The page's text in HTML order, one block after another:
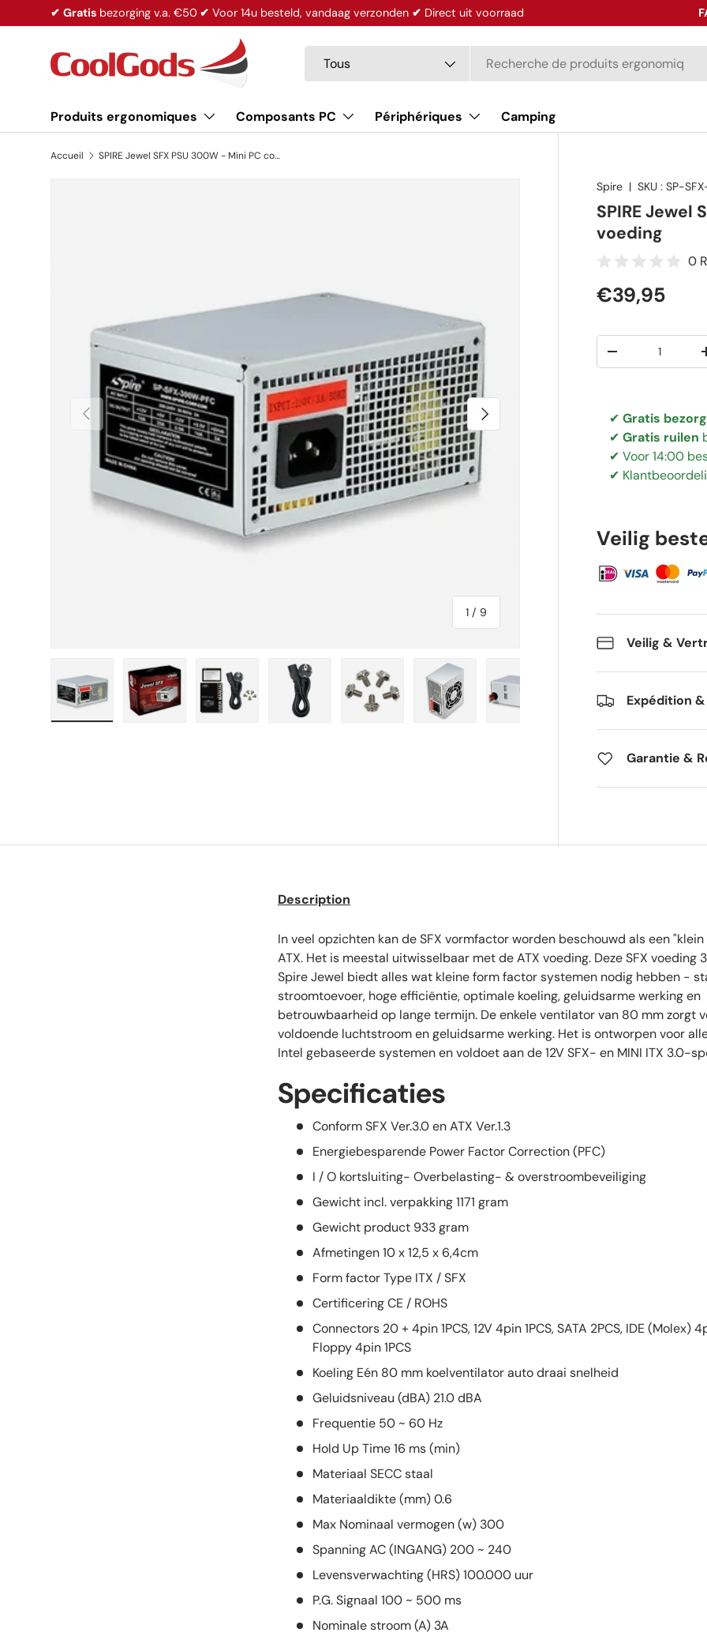
Aller au contenu
✔ Gratis bezorging v.a. €50 ✔ Voor 14u besteld, vandaag verzonden ✔ Direct uit voorraad
Tous
Produits ergonomiques Composants PC Périphériques Camping
Accueil SPIRE Jewel SFX PSU 300W - Mini PC computer voeding
Précédent
1 / de
9
Suivant
Charger l’image 5 dans la vue de galerie
Charger l’image 6 dans la vue de galerie
Charger l’image 7 dans la vue
Charger l’image 8
Spire |SKU : SP-
SPIRE Jewel
voeding
0
€39,95
-
✔Gratis
✔Gratis ruilen
✔ Voor 14:00
✔
Veilig
Veilig &
Expédition
Garantie &
Description
In veel opzichten kan de SFX vormfactor worden beschouwd als een
ATX. Het is meestal uitwisselbaar met de ATX voeding. Deze SFX voeding
Spire Jewel biedt alles wat kleine form factor systemen nodig hebben -
stroomtoevoer, hoge efficiëntie, optimale koeling, geluidsarme werking en
betrouwbaarheid op lange termijn. De enkele ventilator van 80 mm zorgt
voldoende luchtstroom en geluidsarme werking. Het is ontworpen voor
Intel gebaseerde systemen en voldoet aan de 12V SFX- en MINI ITX 3.0-
Specificaties
Conform SFX Ver.3.0 en ATX Ver.1.3
Energiebesparende Power Factor Correction (PFC)
I / O kortsluiting- Overbelasting- & overstroombeveiliging
Gewicht incl. verpakking 1171 gram
Gewicht product 933 gram
Afmetingen 10 x 12,5 x 6,4cm
Form factor Type ITX / SFX
Certificering CE / ROHS
Connectors 20 + 4pin 1PCS, 12V 4pin 1PCS, SATA 2PCS, IDE (Molex)
Floppy 4pin 1PCS
Koeling Eén 80 mm koelventilator auto draai snelheid
Geluidsniveau (dBA) 21.0 dBA
Frequentie 50 ~ 60 Hz
Hold Up Time 16 ms (min)
Materiaal SECC staal
Materiaaldikte (mm) 0.6
Max Nominaal vermogen (w) 300
Spanning AC (INGANG) 200 ~ 240
Levensverwachting (HRS) 100.000 uur
P.G. Signaal 100 ~ 500 ms
Nominale stroom (A) 3A